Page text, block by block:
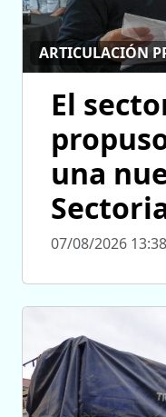
ARTICULACIÓN
El
una
07/08/2026 13:38